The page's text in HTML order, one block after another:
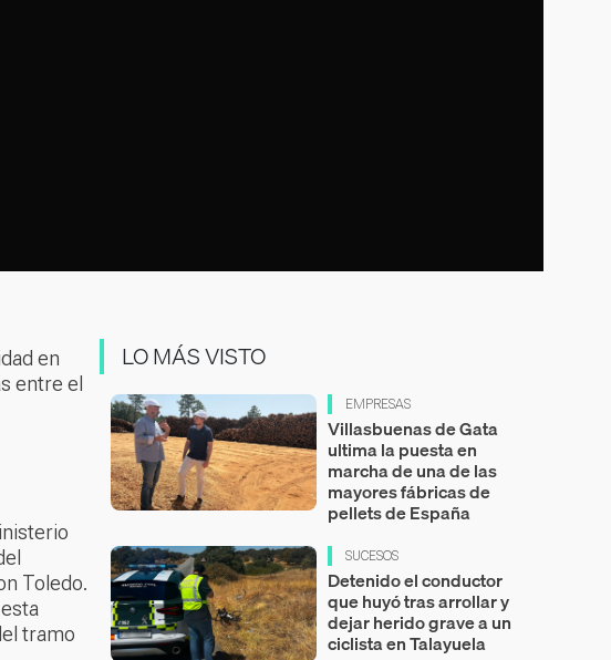
en
entre el
Toledo.
tramo
LO MÁS VISTO
EMPRESAS
Villasbuenas de Gata
ultima la puesta en
marcha de una de las
mayores fábricas de
pellets de España
SUCESOS
Detenido el conductor
que huyó tras arrollar y
dejar herido grave a un
ciclista en Talayuela